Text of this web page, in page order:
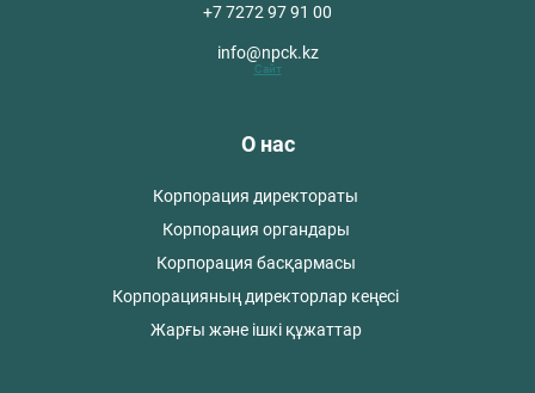
+7 7272 97 91 00
info@npck.kz
Сайт
О нас
Корпорация директораты
Корпорация органдары
Корпорация басқармасы
Корпорацияның директорлар кеңесі
Жарғы және ішкі құжаттар